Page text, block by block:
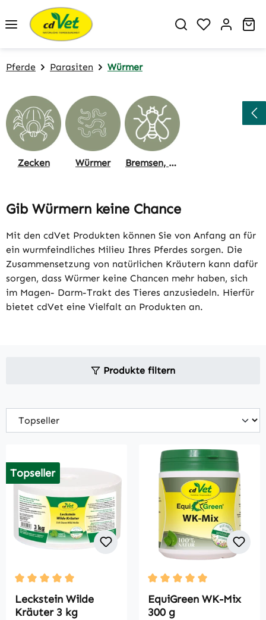
Zum Hauptinhalt springen
Du hast 0
Pferde Parasiten Würmer
Zecken Würmer Bremsen, Fliegen, Mücken
Gib Würmern keine Chance
Mit den cdVet Produkten können Sie von Anfang an für
ein wurmfeindliches Milieu Ihres Pferdes sorgen. Die
Zusammensetzung von natürlichen Kräutern kann dafür
sorgen, dass Würmer keine Chancen mehr haben, sich
im Magen- Darm-Trakt des Tieres anzusiedeln. Hierfür
bietet cdVet eine Vielfalt an Produkten an.
Produkte filtern
Topseller
Durchschnittliche Bewertung von 5 von 5 Sternen
Leckstein Wilde
Kräuter 3 kg
Durchschnittliche
EquiGreen WK-Mix
300 g